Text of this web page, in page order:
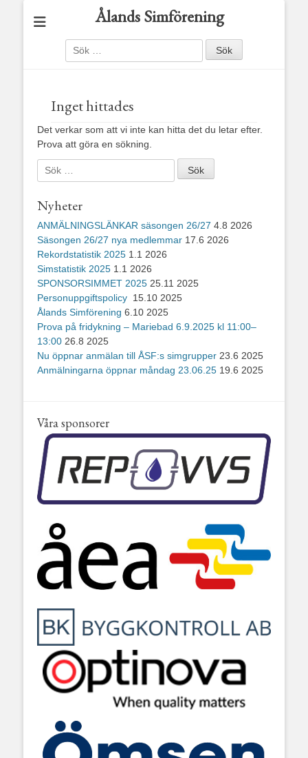
Ålands Simförening
Sök
efter:
Inget hittades
Det verkar som att vi inte kan hitta det du letar efter.
Prova att göra en sökning.
Sök
efter:
Nyheter
ANMÄLNINGSLÄNKAR säsongen 26/27 4.8 2026
Säsongen 26/27 nya medlemmar 17.6 2026
Rekordstatistik 2025 1.1 2026
Simstatistik 2025 1.1 2026
SPONSORSIMMET 2025 25.11 2025
Personuppgiftspolicy 15.10 2025
Ålands Simförening 6.10 2025
Prova på fridykning – Mariebad 6.9.2025 kl 11:00–
13:00 26.8 2025
Nu öppnar anmälan till ÅSF:s simgrupper 23.6 2025
Anmälningarna öppnar måndag 23.06.25 19.6 2025
Våra sponsorer